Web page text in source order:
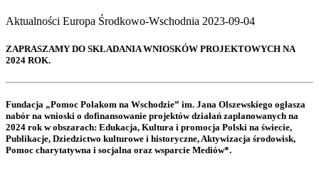
Aktualności Europa Środkowo-Wschodnia 2023-09-04
ZAPRASZAMY DO SKŁADANIA WNIOSKÓW PROJEKTOWYCH NA
2024 ROK.
Fundacja „Pomoc Polakom na Wschodzie” im. Jana Olszewskiego ogłasza
nabór na wnioski o dofinansowanie projektów działań zaplanowanych na
2024 rok w obszarach: Edukacja, Kultura i promocja Polski na świecie,
Publikacje, Dziedzictwo kulturowe i historyczne, Aktywizacja środowisk,
Pomoc charytatywna i socjalna oraz wsparcie Mediów*.